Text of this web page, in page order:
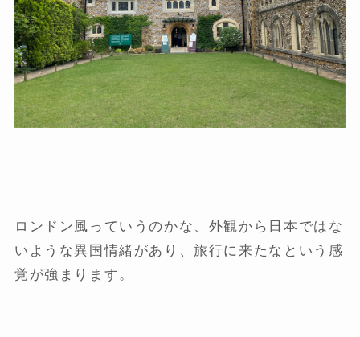
ロンドン風っていうのかな、外観から日本ではな
いような異国情緒があり、旅行に来たなという感
覚が強まります。